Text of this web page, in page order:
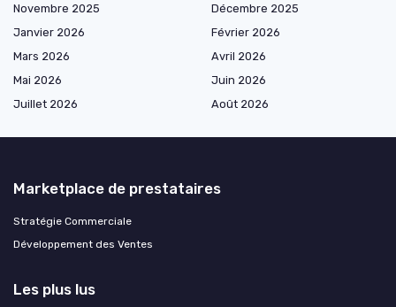
Novembre 2025
Décembre 2025
Janvier 2026
Février 2026
Mars 2026
Avril 2026
Mai 2026
Juin 2026
Juillet 2026
Août 2026
Marketplace de prestataires
Stratégie Commerciale
Développement des Ventes
Les plus lus